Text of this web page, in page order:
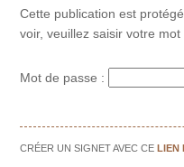
Cette publication est
voir, veuillez saisir votre
Mot de passe :
CRÉER UN SIGNET AVEC CELIEN